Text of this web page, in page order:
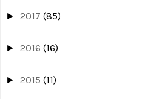
► 2017 (85)
► 2016 (16)
► 2015 (11)